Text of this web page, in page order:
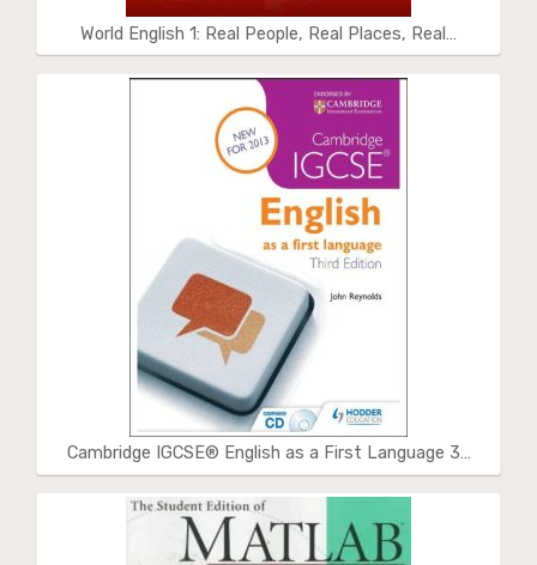
World English 1: Real People, Real Places, Real…
Cambridge IGCSE® English as a First Language 3…